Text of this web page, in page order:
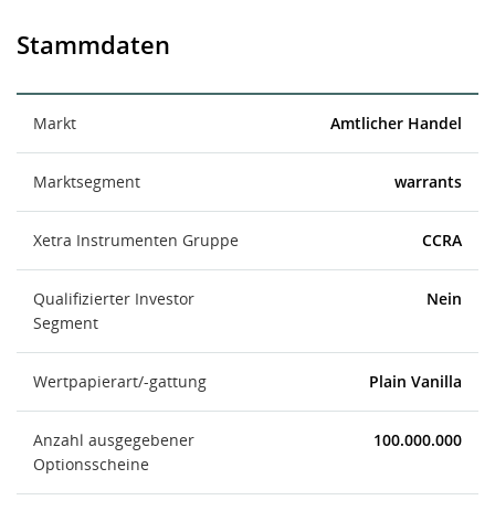
Stammdaten
Markt Amtlicher Handel
Marktsegment warrants
Xetra Instrumenten Gruppe CCRA
Qualifizierter Investor
Segment
Nein
Wertpapierart/-gattung Plain Vanilla
Anzahl ausgegebener
Optionsscheine
100.000.000